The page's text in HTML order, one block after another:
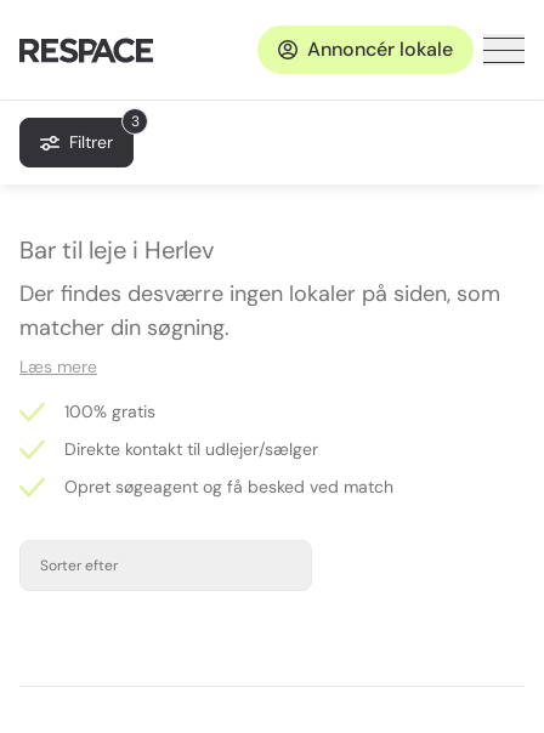
Annoncér lokale
3
Filtrer
Bar til leje i Herlev
Der findes desværre ingen lokaler på siden, som
matcher din søgning.
Læs mere
100% gratis
Direkte kontakt til udlejer/sælger
Opret søgeagent og få besked ved match
Sorter efter